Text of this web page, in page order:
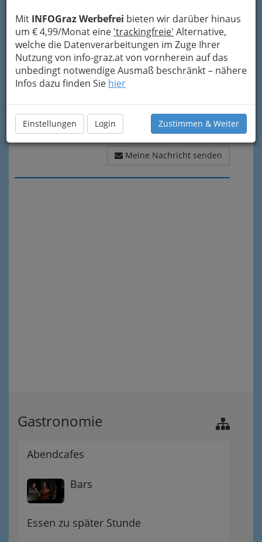
Mit INFOGraz Werbefrei bieten wir darüber hinaus
um € 4,99/Monat eine 'trackingfreie' Alternative,
welche die Datenverarbeitungen im Zuge Ihrer
Nutzung von info-graz.at von vornherein auf das
unbedingt notwendige Ausmaß beschränkt – nähere
Infos dazu finden Sie hier
Einstellungen Login Zustimmen & Weiter
Meine Nachricht
Meine Nachricht senden
Gastronomie
Abendcafes
Bars
Essen zu später Stunde